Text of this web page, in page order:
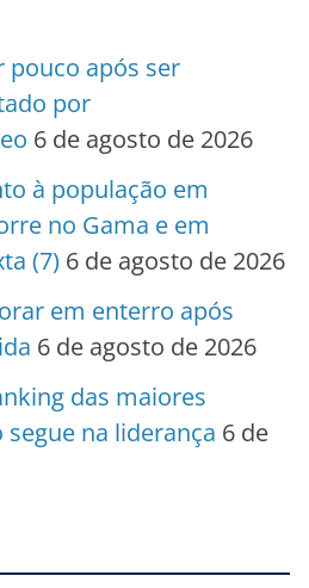
pouco após ser
por
6 de agosto de 2026
à população em
no Gama e em
(7) 6 de agosto de 2026
em enterro após
6 de agosto de 2026
das maiores
na liderança 6 de